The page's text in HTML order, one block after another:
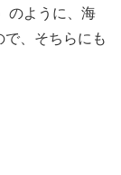
のように、海
、そちらにも